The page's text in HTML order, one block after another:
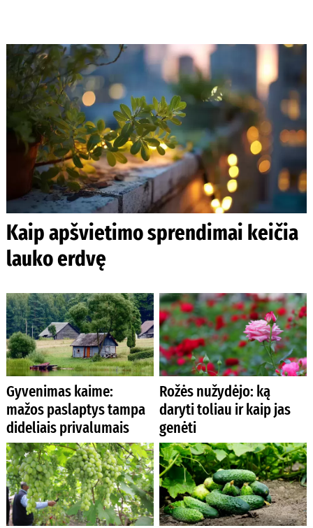
Kaip apšvietimo sprendimai keičia
lauko erdvę
Gyvenimas kaime:
mažos paslaptys tampa
dideliais privalumais
Rožės nužydėjo: ką
daryti toliau ir kaip jas
genėti